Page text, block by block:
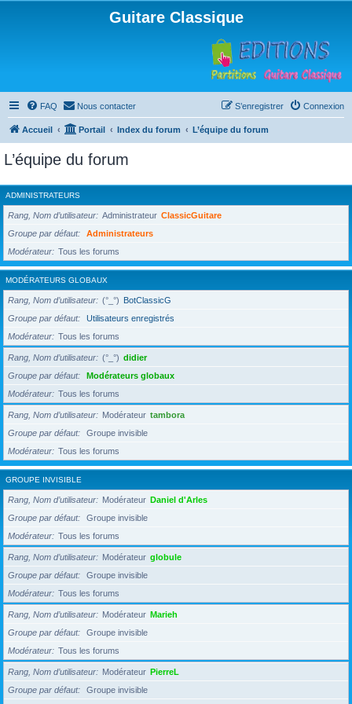
Guitare Classique
FAQ Nous contacter Connexion
S’enregistrer
Accueil Portail Index du forum L’équipe du forum
L’équipe du forum
ADMINISTRATEURS
Rang, Nom d’utilisateur Administrateur ClassicGuitare
Groupe par défaut
Administrateurs
Modérateur
Tous les forums
MODÉRATEURS GLOBAUX
Rang, Nom d’utilisateur (°_°) BotClassicG
Groupe par défaut
Utilisateurs enregistrés
Modérateur
Tous les forums
Rang, Nom d’utilisateur (°_°) didier
Groupe par défaut
Modérateurs globaux
Modérateur
Tous les forums
Rang, Nom d’utilisateur Modérateur tambora
Groupe par défaut
Groupe invisible
Modérateur
Tous les forums
GROUPE INVISIBLE
Rang, Nom d’utilisateur Modérateur Daniel d'Arles
Groupe par défaut
Groupe invisible
Modérateur
Tous les forums
Rang, Nom d’utilisateur Modérateur globule
Groupe par défaut
Groupe invisible
Modérateur
Tous les forums
Rang, Nom d’utilisateur Modérateur Marieh
Groupe par défaut
Groupe invisible
Modérateur
Tous les forums
Rang, Nom d’utilisateur Modérateur PierreL
Groupe par défaut
Groupe invisible